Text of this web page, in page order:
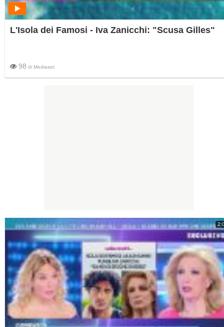
L'Isola dei Famosi - Iva Zanicchi: "Scusa Gilles"
98 di Mediaset